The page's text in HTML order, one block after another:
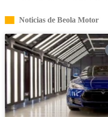
Noticias de Beola Motor